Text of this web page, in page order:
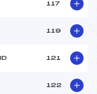
117
119
121
122